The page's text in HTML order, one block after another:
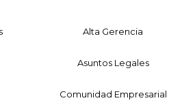
Alta Gerencia
Asuntos Legales
Comunidad Empresarial